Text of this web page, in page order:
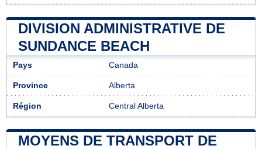
DIVISION ADMINISTRATIVE DE
SUNDANCE BEACH
Pays Canada
Province Alberta
Région Central Alberta
MOYENS DE TRANSPORT DE